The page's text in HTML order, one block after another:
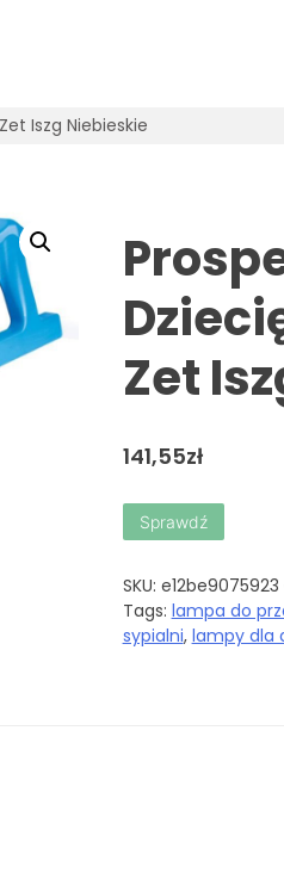
Iszg Niebieskie
Zet
141,55zł
Sprawdź
SKU: e12be9075923
Tags: lampa do
sypialni, lampy dla